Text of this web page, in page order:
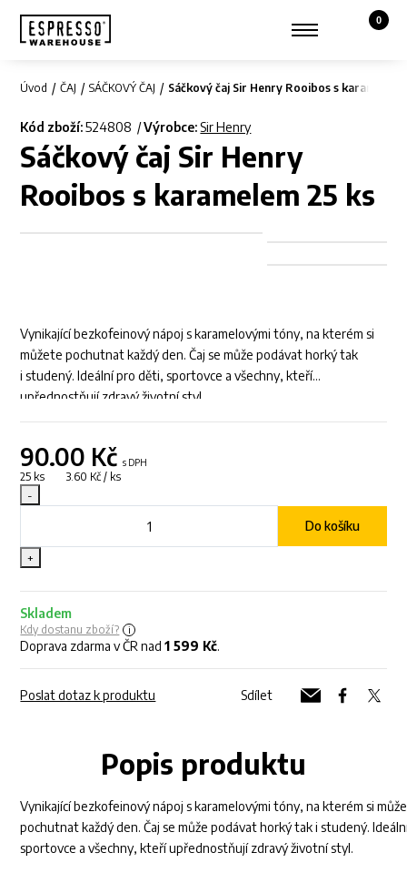
Zobrazit hledání
0
Košík,
Úvod ČAJ SÁČKOVÝ ČAJ Sáčkový čaj Sir Henry Rooibos s karamelem
Kód zboží:524808 Výrobce: Sir Henry
Sáčkový čaj Sir Henry
Rooibos s karamelem 25 ks
Vynikající bezkofeinový nápoj s karamelovými tóny, na kterém si
můžete pochutnat každý den. Čaj se může podávat horký tak
i studený. Ideální pro děti, sportovce a všechny, kteří
upřednostňují zdravý životní styl.
90.00 Kčs DPH
25 ks 3.60 Kč / ks
-
+
Do košíku
Skladem
Kdy dostanu zboží?
Doprava zdarma v ČR nad1 599 Kč.
Poslat dotaz k produktu Sdílet
Popis produktu
Vynikající bezkofeinový nápoj s karamelovými tóny, na kterém si
pochutnat každý den. Čaj se může podávat horký tak i studený.
sportovce a všechny, kteří upřednostňují zdravý životní styl.